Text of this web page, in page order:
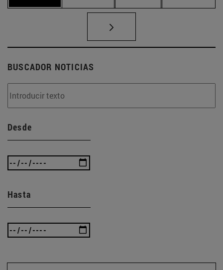
BUSCADOR NOTICIAS
Desde
Hasta